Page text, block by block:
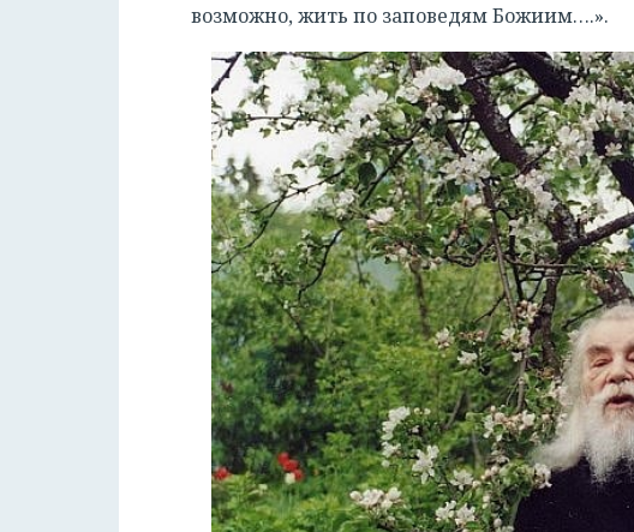
возможно, жить по заповедям Божиим….».